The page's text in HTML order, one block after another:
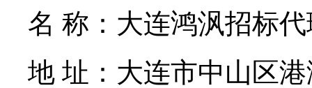
名 称： 大连鸿沨招标
地 址： 大连市中山区